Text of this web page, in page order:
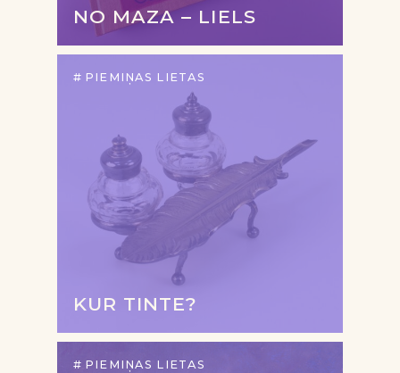
NO MAZA – LIELS
PIEMIŅAS LIETAS
KUR TINTE?
PIEMIŅAS LIETAS